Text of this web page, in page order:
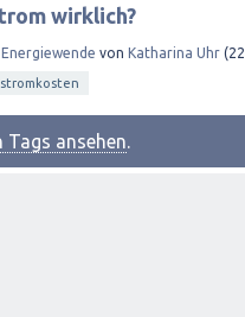
wirklich?
Energiewende von Katharina Uhr (
stromkosten
Tags ansehen.